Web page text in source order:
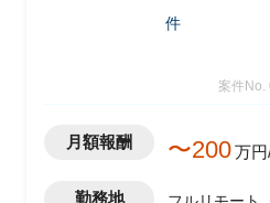
件
案件No.
月額報酬 〜200万
勤務地